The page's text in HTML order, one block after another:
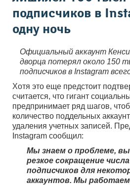
подписчиков в
одну ночь
Официальный аккаунт
дворца потерял около 150
подписчиков в Instagram
Хотя это еще предстоит
считается, что гигант
предпринимает ряд шагов,
количество поддельных
удаления учетных записей.
Instagram сообщил:
Мы знаем о проблеме,
резкое сокращение числа
подписчиков для
аккаунтов. Мы